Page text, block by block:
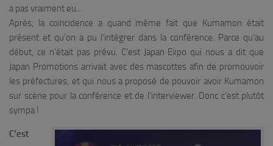
a pas vraiment eu…
Après, la coïncidence a quand même fait que Kumamon était
présent et qu’on a pu l’intégrer dans la conférence. Parce qu’au
début, ce n’était pas prévu. C’est Japan Expo qui nous a dit que
Japan Promotions arrivait avec des mascottes afin de promouvoir
les préfectures, et qui nous a proposé de pouvoir avoir Kumamon
sur scène pour la conférence et de l’interviewer. Donc c’est plutôt
sympa !
C’est